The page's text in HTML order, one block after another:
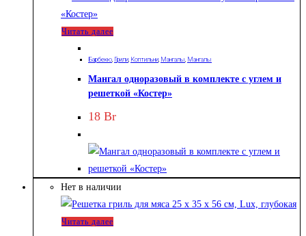
Читать далее
Барбекю Грили Коптильни Мангалы Мангалы
Мангал одноразовый в комплекте с углем и
решеткой «Костер»
18 Br
Нет в наличии
Читать далее